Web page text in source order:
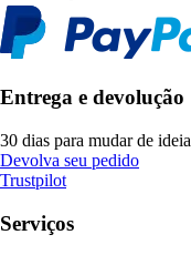
Entrega e devolução
30 dias para mudar de ideia
Devolva seu pedido
Trustpilot
Serviços